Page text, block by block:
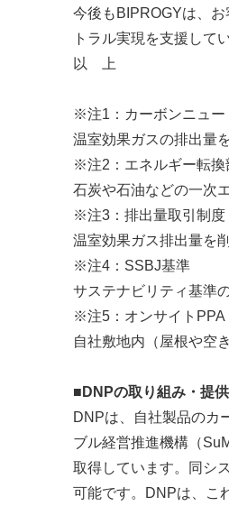
今後もBIPROGYは、
トラル実現を支援して
以 上
※注1：カーボンニュー
温室効果ガスの排出量
※注2：エネルギー転換
石炭や石油などの一次
※注3：排出量取引制度
温室効果ガス排出量を
※注4：SSBJ基準
サステナビリティ基準
※注5：オンサイトPPA
自社敷地内（屋根や空
■ DNPの取り組み・提
DNPは、自社製品のカ
ブル経営推進機構（
取得しています。同シ
可能です。DNPは、こ